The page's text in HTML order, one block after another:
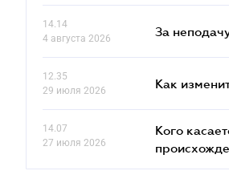
14.14
4 августа 2026
За
12.35
29 июля 2026
Как
14.07
27 июля 2026
Кого